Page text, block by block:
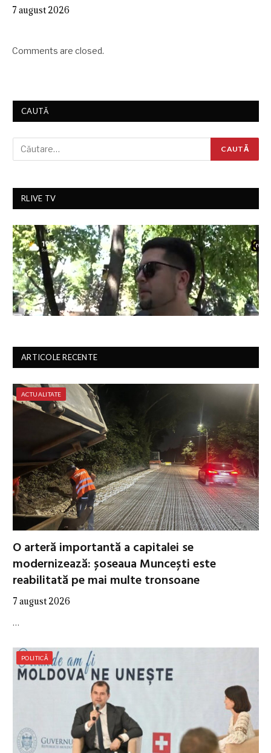
7 august 2026
Comments are closed.
CAUTĂ
RLIVE TV
ARTICOLE RECENTE
ACTUALITATE
O arteră importantă a capitalei se
modernizează: șoseaua Muncești este
reabilitată pe mai multe tronsoane
7 august 2026
…
POLITICĂ